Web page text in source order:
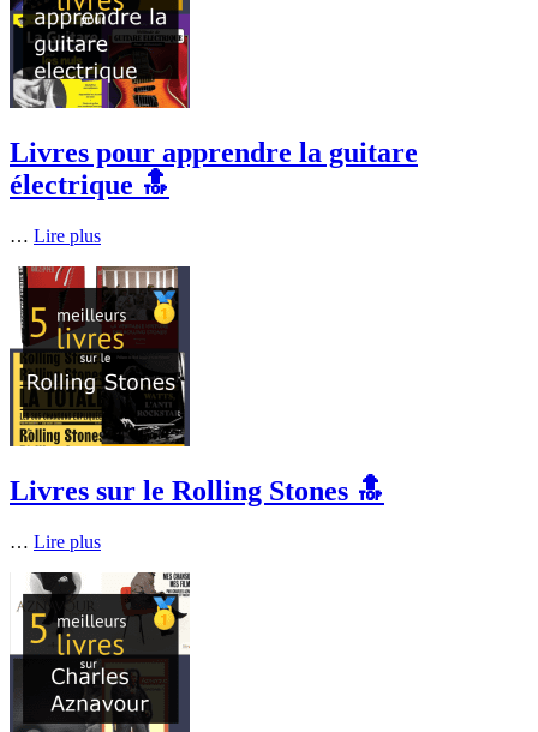
Livres pour apprendre la guitare
électrique 🔝
… Lire plus
Livres sur le Rolling Stones 🔝
… Lire plus